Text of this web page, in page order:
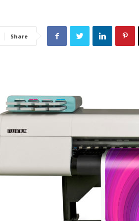
Share